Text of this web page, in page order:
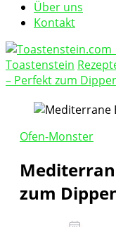
Über uns
Kontakt
vegan food blog
Toastenstein
– Perfekt zum
Ofen-Monster
zum